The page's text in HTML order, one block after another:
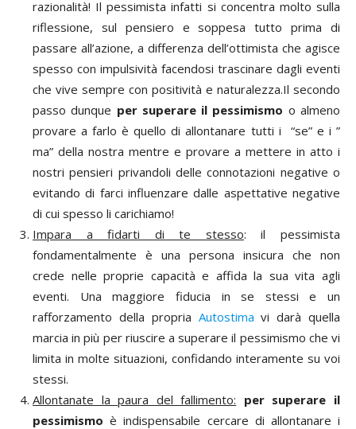
razionalità! Il pessimista infatti si concentra molto sulla
riflessione, sul pensiero e soppesa tutto prima di
passare all’azione, a differenza dell’ottimista che agisce
spesso con impulsività facendosi trascinare dagli eventi
che vive sempre con positività e naturalezza.Il secondo
passo dunque per superare il pessimismo o almeno
provare a farlo è quello di allontanare tutti i “se” e i ”
ma” della nostra mentre e provare a mettere in atto i
nostri pensieri privandoli delle connotazioni negative o
evitando di farci influenzare dalle aspettative negative
di cui spesso li carichiamo!
Impara a fidarti di te stesso: il pessimista
fondamentalmente è una persona insicura che non
crede nelle proprie capacità e affida la sua vita agli
eventi. Una maggiore fiducia in se stessi e un
rafforzamento della propria Autostima vi darà quella
marcia in più per riuscire a superare il pessimismo che vi
limita in molte situazioni, confidando interamente su voi
stessi.
Allontanate la paura del fallimento: per superare il
pessimismo è indispensabile cercare di allontanare i